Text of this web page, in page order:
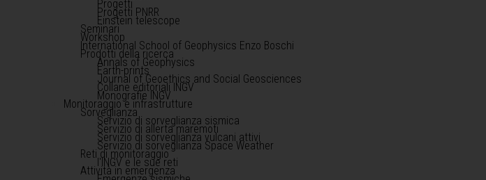
Progetti
Progetti PNRR
Einstein telescope
Seminari
Workshop
International School of Geophysics Enzo Boschi
Prodotti della ricerca
Annals of Geophysics
Earth-prints
Journal of Geoethics and Social Geosciences
Collane editoriali INGV
Monografie INGV
Monitoraggio e infrastrutture
Sorveglianza
Servizio di sorveglianza sismica
Servizio di allerta maremoti
Servizio di sorveglianza vulcani attivi
Servizio di sorveglianza Space Weather
Reti di monitoraggio
l'INGV e le sue reti
Attività in emergenza